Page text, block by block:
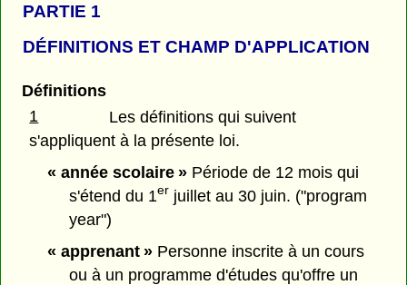
PARTIE 1
DÉFINITIONS ET CHAMP D'APPLICATION
Définitions
1
Les définitions qui suivent
s'appliquent à la présente loi.
« année scolaire »Période de 12 mois qui
s'étend du 1er juillet au 30 juin. ("program
year")
« apprenant »Personne inscrite à un cours
ou à un programme d'études qu'offre un